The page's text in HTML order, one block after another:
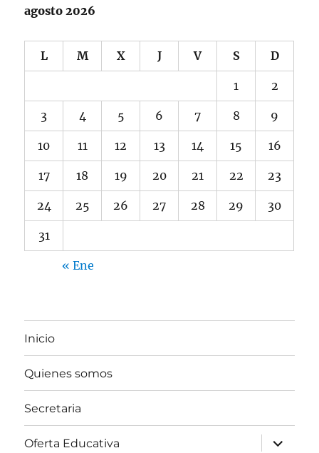
agosto 2026
L M X J V S D
1 2
3 4 5 6 7 8 9
10 11 12 13 14 15 16
17 18 19 20 21 22 23
24 25 26 27 28 29 30
31
« Ene
Inicio
Quienes somos
Secretaria
Oferta Educativa
expande